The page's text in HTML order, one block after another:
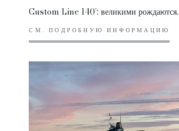
Custom Line 140’: великими рождаются.
СМ. ПОДРОБНУЮ ИНФОРМАЦИЮ